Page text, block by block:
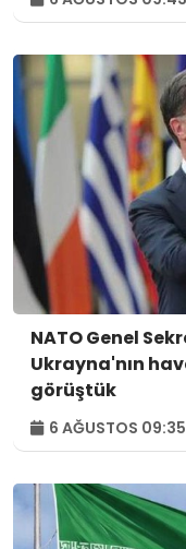
NATO Genel
Ukrayna'nın
görüştük
6 AĞUSTOS 09:35